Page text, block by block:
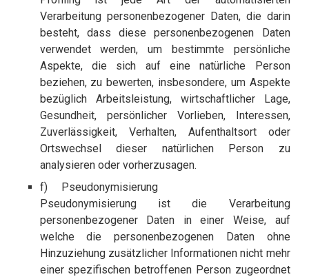
Verarbeitung personenbezogener Daten, die darin
besteht, dass diese personenbezogenen Daten
verwendet werden, um bestimmte persönliche
Aspekte, die sich auf eine natürliche Person
beziehen, zu bewerten, insbesondere, um Aspekte
bezüglich Arbeitsleistung, wirtschaftlicher Lage,
Gesundheit, persönlicher Vorlieben, Interessen,
Zuverlässigkeit, Verhalten, Aufenthaltsort oder
Ortswechsel dieser natürlichen Person zu
analysieren oder vorherzusagen.
f) Pseudonymisierung
Pseudonymisierung ist die Verarbeitung
personenbezogener Daten in einer Weise, auf
welche die personenbezogenen Daten ohne
Hinzuziehung zusätzlicher Informationen nicht mehr
einer spezifischen betroffenen Person zugeordnet